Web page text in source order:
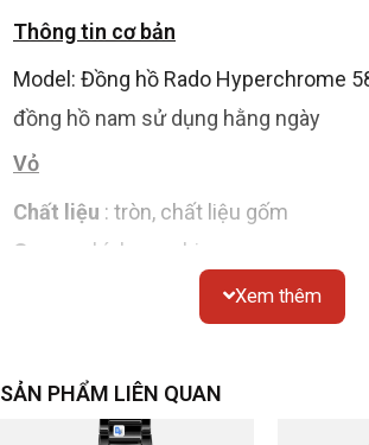
Thông tin cơ bản
Model: Đồng hồ Rado Hyperchrome
đồng hồ nam sử dụng hằng ngày
Vỏ
Chất liệu : tròn, chất liệu gốm
Gương
: kính sapphire
: 50 mét
: đường kính 36mm, độ
Xem thêm
SẢN PHẨM LIÊN QUAN